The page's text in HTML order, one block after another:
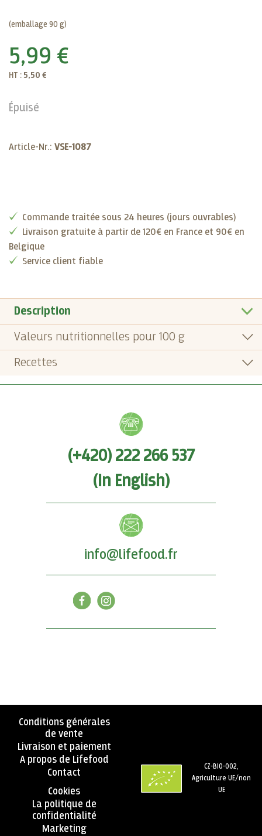
(emballage 90 g)
5,99 €
HT : 5,50 €
Épuisé
Article-Nr.: VSE-1087
Commande traitée sous 24 heures (jours ouvrables)
Livraison gratuite à partir de 120€ en France et 90€ en
Belgique
Service client fiable
Description
Valeurs nutritionnelles pour 100 g
Recettes
(+420) 222 266 537
(In English)
info@lifefood.fr
Conditions générales
de vente
Livraison et paiement
A propos de Lifefood
Contact
Cookies
La politique de
confidentialité
Marketing
CZ-BIO-002,
Agriculture UE/non
UE